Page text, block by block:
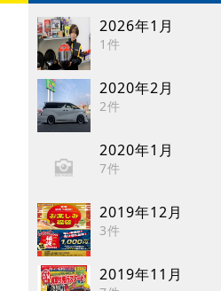
2026年1月
1件
2020年2月
2件
2020年1月
7件
2019年12月
3件
2019年11月